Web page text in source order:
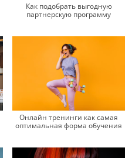
Как подобрать выгодную
партнерскую программу
Онлайн тренинги как самая
оптимальная форма обучения